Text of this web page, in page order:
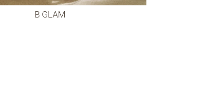
B GLAM